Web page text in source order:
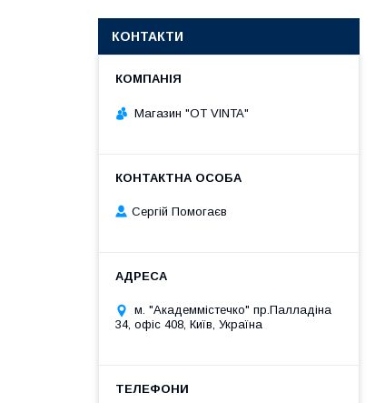
КОНТАКТИ
Магазин "OT VINTA"
Сергій Помогаєв
м. "Академмістечко" пр.Палладіна
34, офіс 408, Київ, Україна